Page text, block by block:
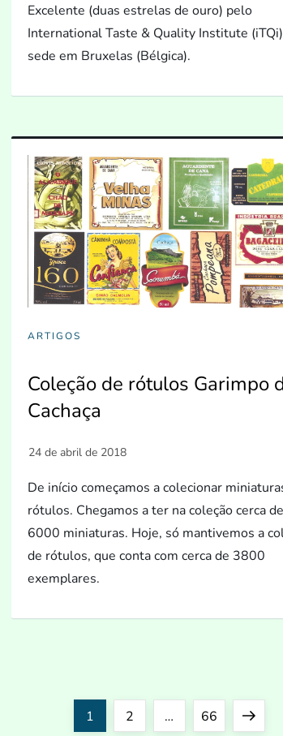
Excelente (duas estrelas de ouro) pelo
International Taste & Quality Institute
sede em Bruxelas (Bélgica).
ARTIGOS
Coleção de rótulos Garimpo
Cachaça
De início começamos a colecionar
rótulos. Chegamos a ter na coleção cerca de
6000 miniaturas. Hoje, só mantivemos a
de rótulos, que conta com cerca de 3800
exemplares.
Page
1 Page
2 … Page
66 Next